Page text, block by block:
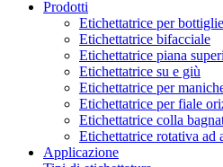
Prodotti
Etichettatrice per
Etichettatrice bifacciale
Etichettatrice piana
Etichettatrice su e giù
Etichettatrice per
Etichettatrice per fiale
Etichettatrice colla
Etichettatrice rotativa ad
Applicazione